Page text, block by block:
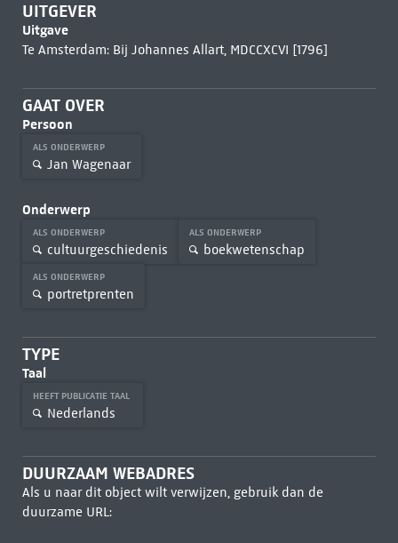
UITGEVER
Uitgave
Te Amsterdam: Bij Johannes Allart, MDCCXCVI [1796]
GAAT OVER
Persoon
ALS ONDERWERP
Jan Wagenaar
Onderwerp
ALS ONDERWERP
cultuurgeschiedenis
ALS ONDERWERP
boekwetenschap
ALS ONDERWERP
portretprenten
TYPE
Taal
HEEFT PUBLICATIE TAAL
Nederlands
DUURZAAM WEBADRES
Als u naar dit object wilt verwijzen, gebruik dan de
duurzame URL: